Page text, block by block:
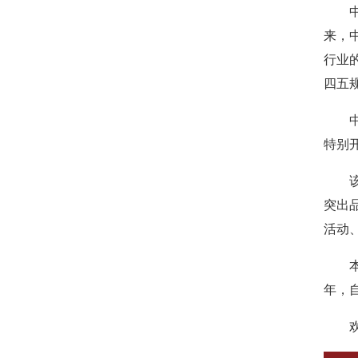
来，
行业
四五
特别
突出
活动
年，